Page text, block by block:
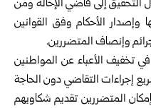
التحقيق إلى قاضي الإحالة ومن
الأحكام وفق القوانين
وإنصاف المتضررين.
تخفيف الأعباء عن المواطنين
إجراءات التقاضي دون الحاجة
المتضررين تقديم شكاويهم